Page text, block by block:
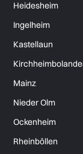
Heidesheim
Ingelheim
Kastellaun
Mainz
Nieder Olm
Ockenheim
Rheinböllen